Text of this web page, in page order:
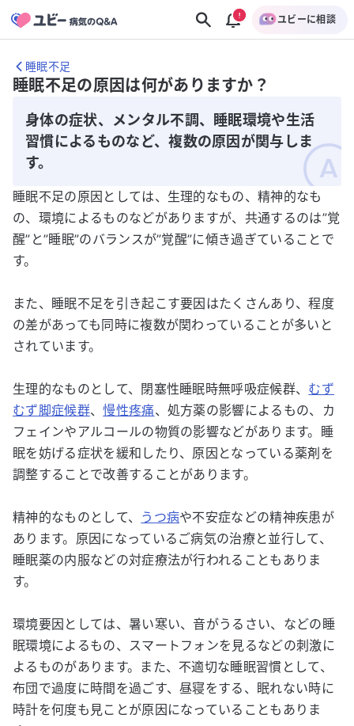
ユビーに相談
睡眠不足
睡眠不足の原因は何がありますか？
身体の症状、メンタル不調、睡眠環境や生活
習慣によるものなど、複数の原因が関与しま
す。
睡眠不足の原因としては、生理的なもの、精神的なも
の、環境によるものなどがありますが、共通するのは”覚
醒”と”睡眠”のバランスが”覚醒”に傾き過ぎていることで
す。
また、睡眠不足を引き起こす要因はたくさんあり、程度
の差があっても同時に複数が関わっていることが多いと
されています。
生理的なものとして、閉塞性睡眠時無呼吸症候群、 むず
むず脚症候群、慢性疼痛、処方薬の影響によるもの、カ
フェインやアルコールの物質の影響などがあります。睡
眠を妨げる症状を緩和したり、原因となっている薬剤を
調整することで改善することがあります。
精神的なものとして、 うつ病や不安症などの精神疾患が
あります。原因になっているご病気の治療と並行して、
睡眠薬の内服などの対症療法が行われることもありま
す。
環境要因としては、暑い寒い、音がうるさい、などの睡
眠環境によるもの、スマートフォンを見るなどの刺激に
よるものがあります。また、不適切な睡眠習慣として、
布団で過度に時間を過ごす、昼寝をする、眠れない時に
時計を何度も見ことが原因になっていることもありま